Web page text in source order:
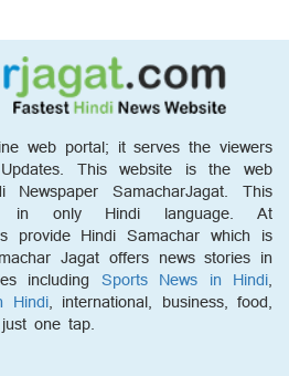
web portal; it serves the viewers
This website is the web
SamacharJagat. This
in only Hindi language. At
provide Hindi Samachar which is
Jagat offers news stories in
including Sports News in Hindi,
Hindi, international, business, food,
one tap.